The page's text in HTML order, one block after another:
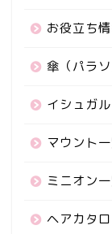
お役立ち
傘（パラソ
イシュガ
マウント
ミニオン
ヘアカタ